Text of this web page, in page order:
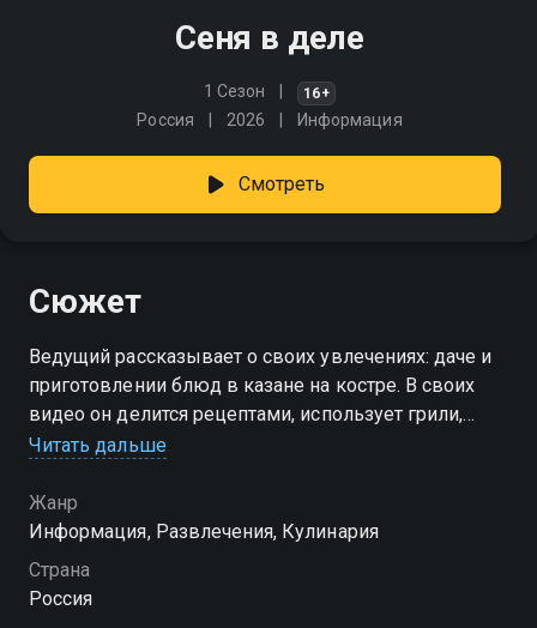
Сеня в деле
1 Сезон 16+
Россия 2026 Информация
Смотреть
Сюжет
Ведущий рассказывает о своих увлечениях: даче и
приготовлении блюд в казане на костре. В своих
видео он делится рецептами, использует грили,
тандыр, коптильню, помпейскую печь и другие
Читать дальше
Жанр
Информация, Развлечения, Кулинария
Страна
Россия